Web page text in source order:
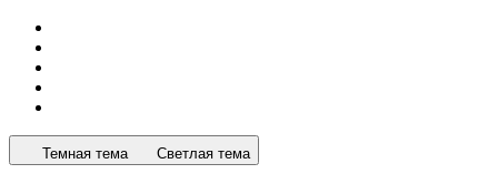
Темная тема Светлая тема